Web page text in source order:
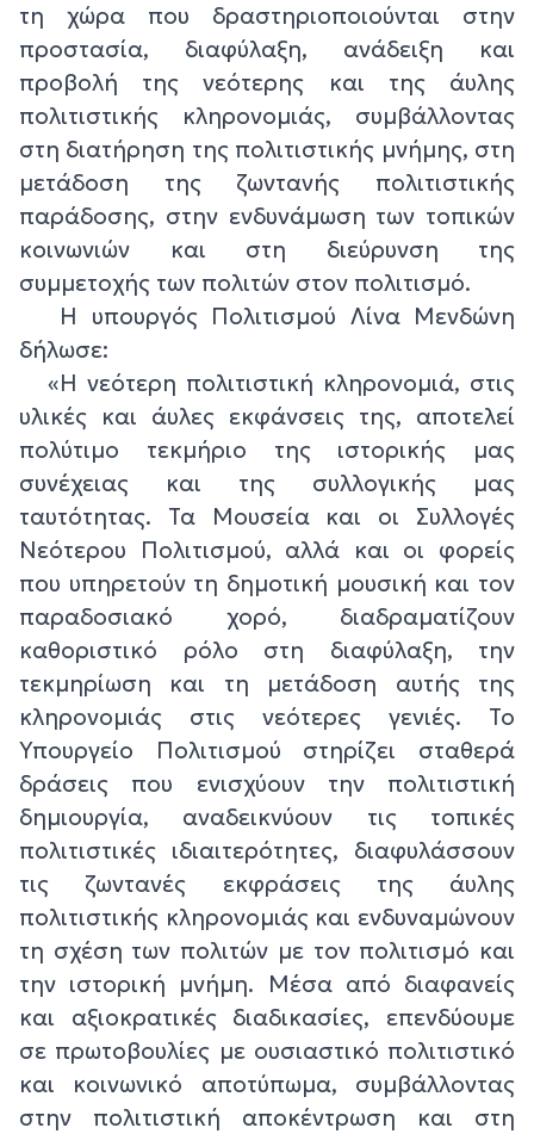
τη χώρα που δραστηριοποιούνται στην
προστασία, διαφύλαξη, ανάδειξη και
προβολή της νεότερης και της άυλης
πολιτιστικής κληρονομιάς, συμβάλλοντας
στη διατήρηση της πολιτιστικής μνήμης, στη
μετάδοση της ζωντανής πολιτιστικής
παράδοσης, στην ενδυνάμωση των τοπικών
κοινωνιών και στη διεύρυνση της
συμμετοχής των πολιτών στον πολιτισμό.
Η υπουργός Πολιτισμού Λίνα Μενδώνη
δήλωσε:
«Η νεότερη πολιτιστική κληρονομιά, στις
υλικές και άυλες εκφάνσεις της, αποτελεί
πολύτιμο τεκμήριο της ιστορικής μας
συνέχειας και της συλλογικής μας
ταυτότητας. Τα Μουσεία και οι Συλλογές
Νεότερου Πολιτισμού, αλλά και οι φορείς
που υπηρετούν τη δημοτική μουσική και τον
παραδοσιακό χορό, διαδραματίζουν
καθοριστικό ρόλο στη διαφύλαξη, την
τεκμηρίωση και τη μετάδοση αυτής της
κληρονομιάς στις νεότερες γενιές. Το
Υπουργείο Πολιτισμού στηρίζει σταθερά
δράσεις που ενισχύουν την πολιτιστική
δημιουργία, αναδεικνύουν τις τοπικές
πολιτιστικές ιδιαιτερότητες, διαφυλάσσουν
τις ζωντανές εκφράσεις της άυλης
πολιτιστικής κληρονομιάς και ενδυναμώνουν
τη σχέση των πολιτών με τον πολιτισμό και
την ιστορική μνήμη. Μέσα από διαφανείς
και αξιοκρατικές διαδικασίες, επενδύουμε
σε πρωτοβουλίες με ουσιαστικό πολιτιστικό
και κοινωνικό αποτύπωμα, συμβάλλοντας
στην πολιτιστική αποκέντρωση και στη